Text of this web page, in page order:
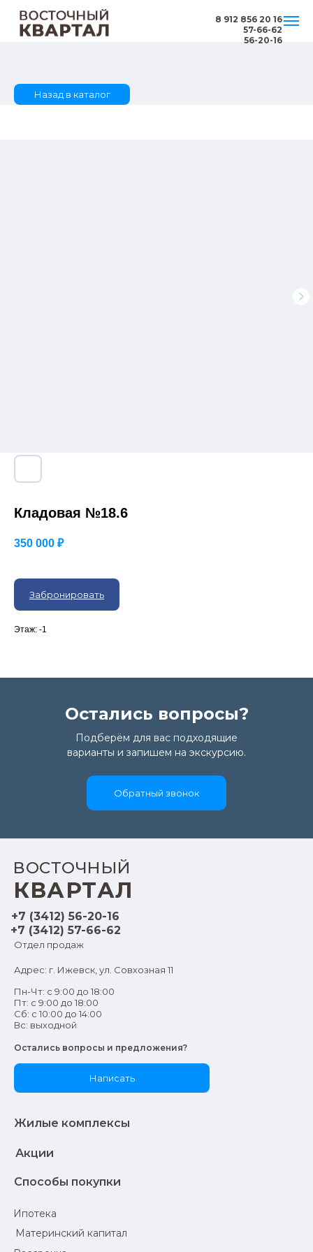
8 912 856 20 16
57-66-62
56-20-16
Назад в каталог
Кладовая №18.6
350 000 ₽
Забронировать
Этаж: -1
Подберём для вас подходящие
варианты и запишем на экскурсию.
Остались вопросы?
Обратный звонок
Жилые комплексы
КВАРТАЛ
ВОСТОЧНЫЙ
Написать
Остались вопросы и предложения?
Пн-Чт: с 9:00 до 18:00
Пт: с 9:00 до 18:00
Сб: с 10:00 до 14:00
Вс: выходной
Акции
Адрес: г. Ижевск, ул. Совхозная 11
Материнский капитал
Ипотека
Способы покупки
+7 (3412) 57-66-62
+7 (3412) 56-20-16
Отдел продаж